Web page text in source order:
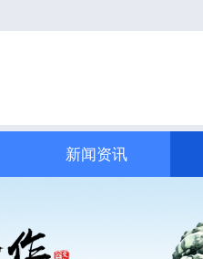
新闻资讯